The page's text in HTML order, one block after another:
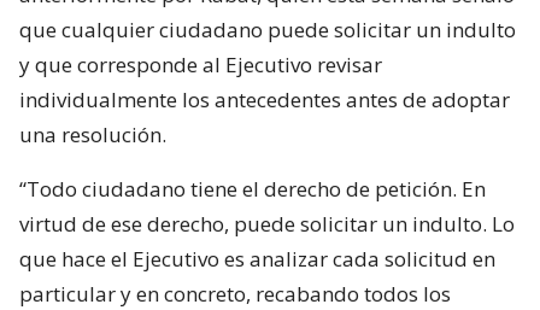
que cualquier ciudadano puede solicitar un indulto
y que corresponde al Ejecutivo revisar
individualmente los antecedentes antes de adoptar
una resolución.
“Todo ciudadano tiene el derecho de petición. En
virtud de ese derecho, puede solicitar un indulto. Lo
que hace el Ejecutivo es analizar cada solicitud en
particular y en concreto, recabando todos los